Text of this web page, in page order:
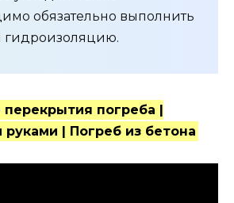
обязательно выполнить
гидроизоляцию.
погреба |
руками | Погреб из бетона